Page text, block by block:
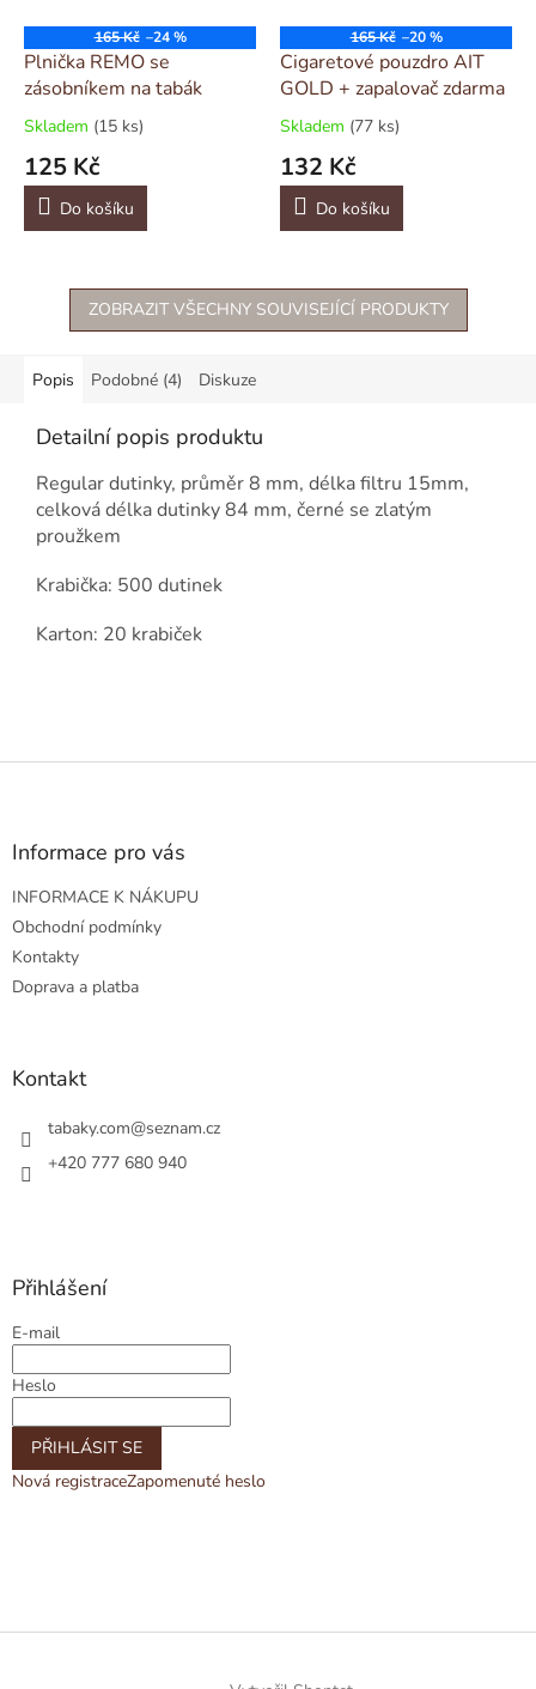
165 Kč –24 %
Plnička REMO se
zásobníkem na tabák
Skladem (15 ks)
125 Kč
Do košíku
165 Kč –20 %
Cigaretové pouzdro AIT
GOLD + zapalovač zdarma
Skladem (77 ks)
132 Kč
Do košíku
ZOBRAZIT VŠECHNY SOUVISEJÍCÍ PRODUKTY
Popis Podobné (4) Diskuze
Detailní popis produktu
Regular dutinky, průměr 8 mm, délka filtru 15mm,
celková délka dutinky 84 mm, černé se zlatým
proužkem
Krabička: 500 dutinek
Karton: 20 krabiček
Z
Informace pro vás
INFORMACE K NÁKUPU
Obchodní podmínky
Kontakty
Doprava a platba
Kontakt
tabaky.com@seznam.cz
+420 777 680 940
Přihlášení
E-mail
Heslo
PŘIHLÁSIT SE
Nová registraceZapomenuté heslo